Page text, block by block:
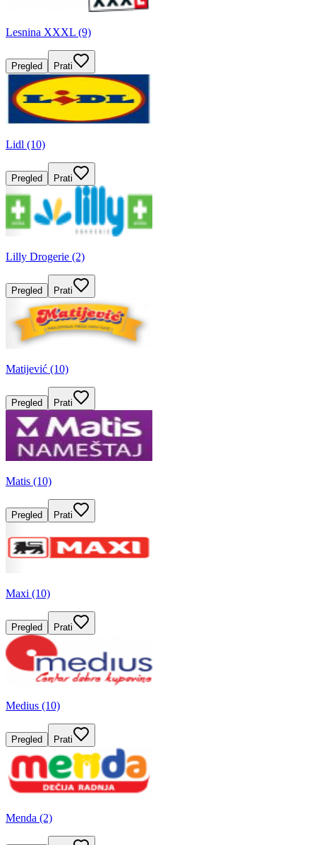
Lesnina XXXL (9)
Pregled Prati
Lidl (10)
Pregled Prati
Lilly Drogerie (2)
Pregled Prati
Matijević (10)
Pregled Prati
Matis (10)
Pregled Prati
Maxi (10)
Pregled Prati
Medius (10)
Pregled Prati
Menda (2)